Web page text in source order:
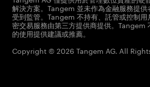
解決方案。Tangem 並未作為金融服務提
受到監管。Tangem 不持有、託管或控制用
密交易服務由第三方提供商提供。Tangem
的使用提供建議或推薦。